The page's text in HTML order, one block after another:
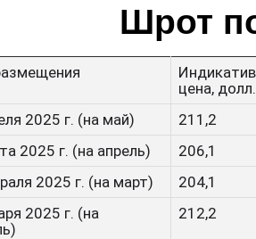
Шрот
цена,
2025 г. (на май)
211,2
2025 г. (на апрель)
206,1
2025 г. (на март)
204,1
2025 г. (на
212,2